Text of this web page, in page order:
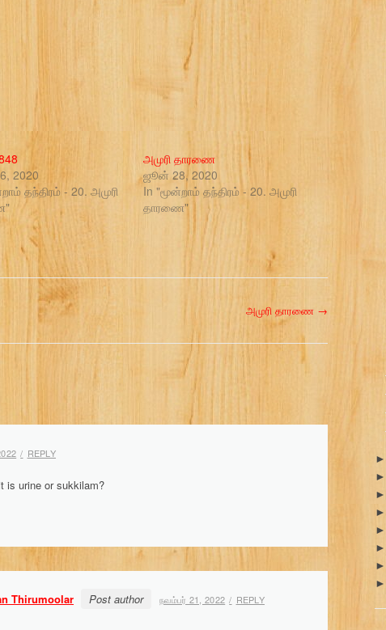
2020
தந்திரம் - 20. அமுரி
அமுரி தாரணை
ஜூன் 28, 2020
In "மூன்றாம் தந்திரம் - 20. அமுரி
தாரணை"
அமுரி தாரணை →
REPLY
is urine or sukkilam?
Thirumoolar Post author நவம்பர் 21, 2022 REPLY
►
►
►
►
►
►
►
►